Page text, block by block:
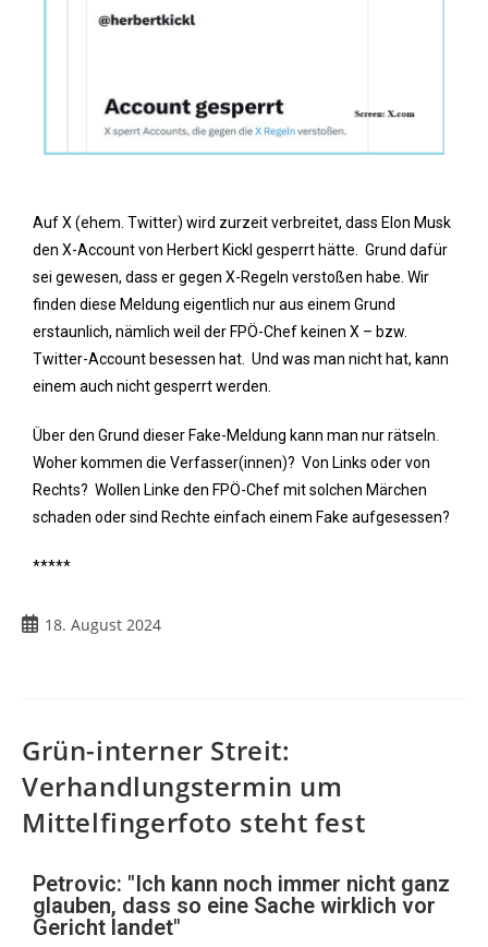
Auf X (ehem. Twitter) wird zurzeit verbreitet, dass Elon Musk
den X-Account von Herbert Kickl gesperrt hätte. Grund dafür
sei gewesen, dass er gegen X-Regeln verstoßen habe. Wir
finden diese Meldung eigentlich nur aus einem Grund
erstaunlich, nämlich weil der FPÖ-Chef keinen X – bzw.
Twitter-Account besessen hat. Und was man nicht hat, kann
einem auch nicht gesperrt werden.
Über den Grund dieser Fake-Meldung kann man nur rätseln.
Woher kommen die Verfasser(innen)? Von Links oder von
Rechts? Wollen Linke den FPÖ-Chef mit solchen Märchen
schaden oder sind Rechte einfach einem Fake aufgesessen?
*****
18. August 2024
Grün-interner Streit:
Verhandlungstermin um
Mittelfingerfoto steht fest
Petrovic: "Ich kann noch immer nicht ganz
glauben, dass so eine Sache wirklich vor
Gericht landet"